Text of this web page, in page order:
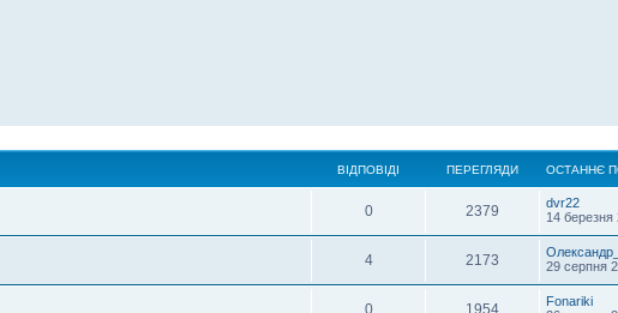
ВІДПОВІДІ ПЕРЕГЛЯДИ ОСТАННЄ
0 2379
dvr22
14 березня
4 2173
29 серпня
0 1954
Fonariki